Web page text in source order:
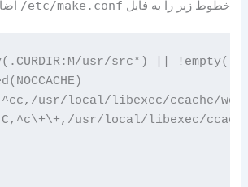
خطوط زیر را به فایل /etc/make.conf
usr/src*) ||
usr/local/libexec/ccache/
usr/local/libexec/